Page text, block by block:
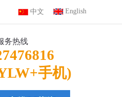
中文 English
务热线
手机)